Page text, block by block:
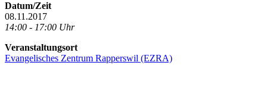
Datum/Zeit
08.11.2017
14:00 - 17:00 Uhr
Veranstaltungsort
Evangelisches Zentrum Rapperswil (EZRA)